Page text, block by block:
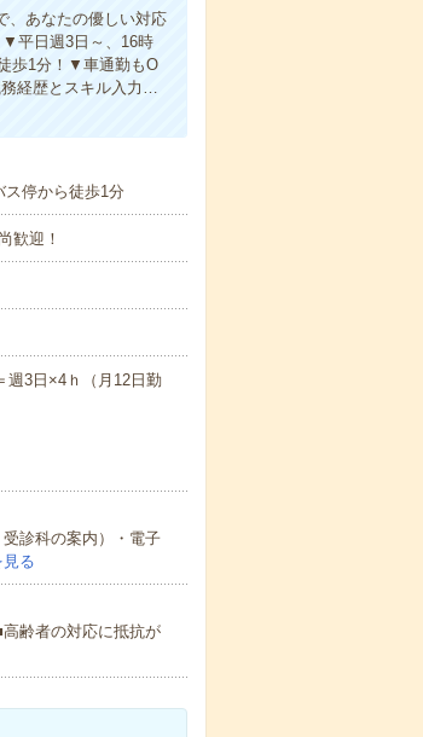
、あなたの優しい対応
平日週3日～、16時
歩1分！▼車通勤もO
務経歴とスキル入力…
停から徒歩1分
歓迎！
週3日×4ｈ（月12日勤
診科の案内）・電子
る
齢者の対応に抵抗が